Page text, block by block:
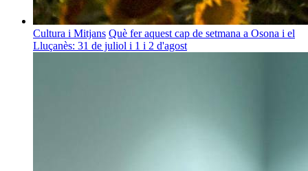
Cultura i Mitjans Què fer aquest cap de setmana a Osona i el
Lluçanès: 31 de juliol i 1 i 2 d'agost